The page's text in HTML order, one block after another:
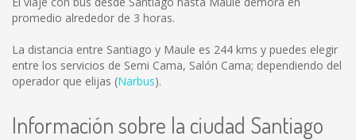
promedio alrededor de 3 horas.
La distancia entre Santiago y Maule es 244 kms y puedes elegir
entre los servicios de Semi Cama, Salón Cama; dependiendo del
operador que elijas (Narbus).
Información sobre la ciudad Santiago